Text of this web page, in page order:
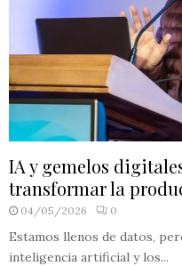
IA y gemelos
transformar la
04/05/2026 0
Estamos llenos de datos,
inteligencia artificial y los...